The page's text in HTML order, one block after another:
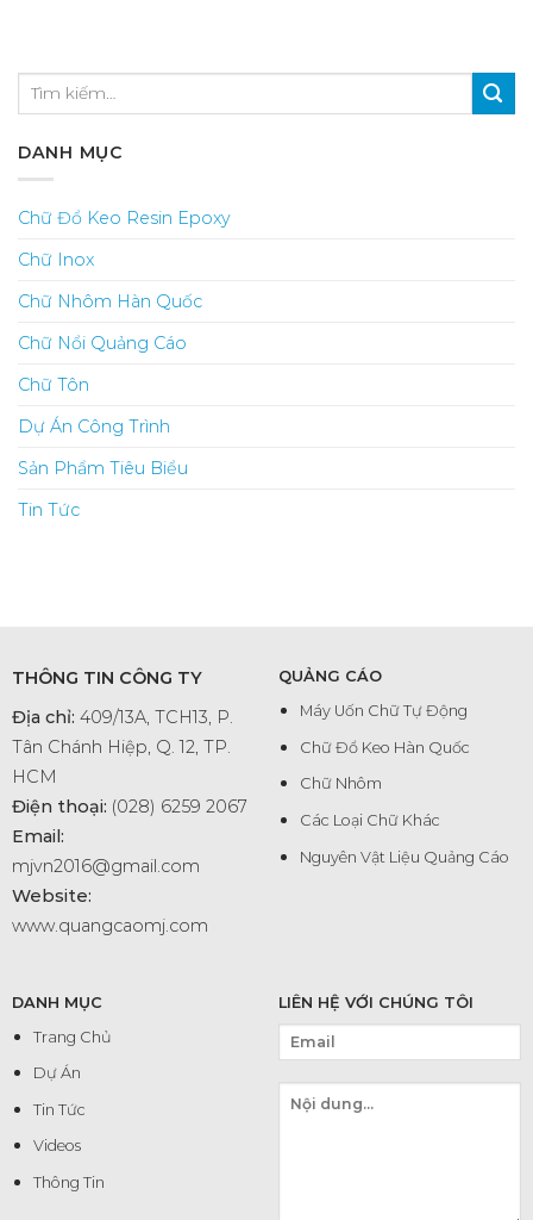
DANH MỤC
Chữ Đổ Keo Resin Epoxy
Chữ Inox
Chữ Nhôm Hàn Quốc
Chữ Nổi Quảng Cáo
Chữ Tôn
Dự Án Công Trình
Sản Phẩm Tiêu Biểu
Tin Tức
THÔNG TIN CÔNG TY
Địa chỉ: 409/13A, TCH13, P.
Tân Chánh Hiệp, Q. 12, TP.
HCM
Điện thoại: (028) 6259 2067
Email:
mjvn2016@gmail.com
Website:
www.quangcaomj.com
QUẢNG CÁO
Máy Uốn Chữ Tự Động
Chữ Đổ Keo Hàn Quốc
Chữ Nhôm
Các Loại Chữ Khác
Nguyên Vật Liệu Quảng Cáo
DANH MỤC
Trang Chủ
Dự Án
Tin Tức
Videos
Thông Tin
LIÊN HỆ VỚI CHÚNG TÔI